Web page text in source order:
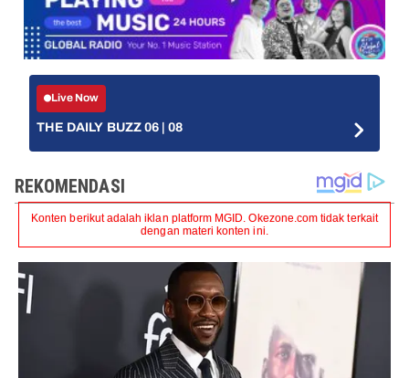
Live Now
THE DAILY BUZZ 06 | 08